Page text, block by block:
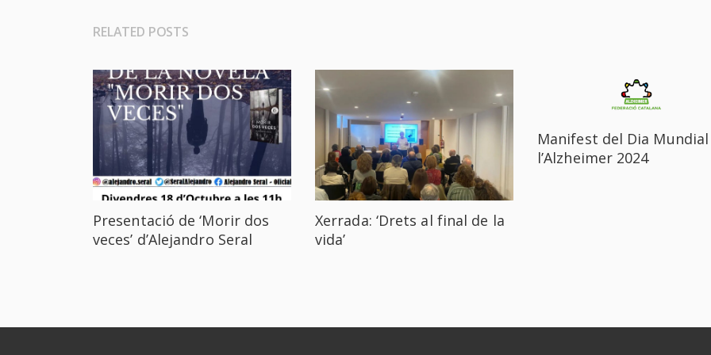
RELATED POSTS
Presentació de ‘Morir dos
veces’ d’Alejandro Seral
Xerrada: ‘Drets al final de la
vida’
Manifest del Dia
l’Alzheimer 2024